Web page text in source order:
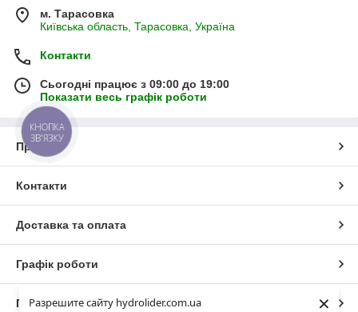
Разрешите сайту hydrolider.com.ua
×
м. Тарасовка
Київська область, Тарасовка, Україна
Контакти
Сьогодні працює з 09:00 до 19:00
Показати весь графік роботи
Про нас
Контакти
Доставка та оплата
Графік роботи
Повна версія сайту
КНОПКА
ЗВ'ЯЗКУ